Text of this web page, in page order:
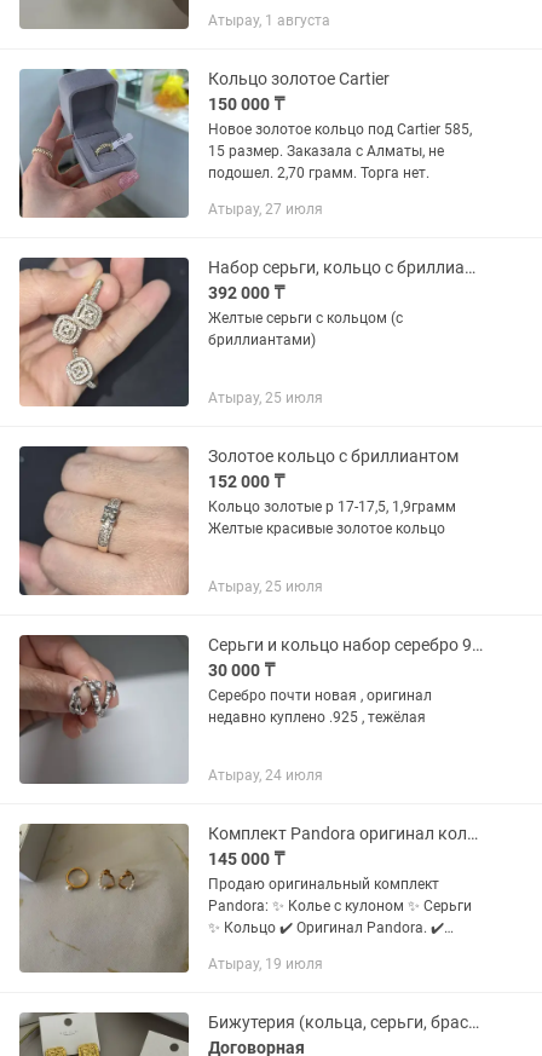
Атырау, 1 августа
Кольцо золотое Cartier
150 000 ₸
Новое золотое кольцо под Cartier 585,
15 размер. Заказала с Алматы, не
подошел. 2,70 грамм. Торга нет.
Атырау, 27 июля
Набор серьги, кольцо с бриллиантами.
392 000 ₸
Желтые серьги с кольцом (с
бриллиантами)
Атырау, 25 июля
Золотое кольцо с бриллиантом
152 000 ₸
Кольцо золотые р 17-17,5, 1,9грамм
Желтые красивые золотое кольцо
Атырау, 25 июля
Серьги и кольцо набор серебро 925
30 000 ₸
Серебро почти новая , оригинал
недавно куплено .925 , тежёлая
Атырау, 24 июля
Комплект Pandora оригинал колье, серьги и кольцо, состояние отличное
145 000 ₸
Продаю оригинальный комплект
Pandora: ✨ Колье с кулоном ✨ Серьги
✨ Кольцо ✔️ Оригинал Pandora. ✔️
Состояние отличное, носились очень
Атырау, 19 июля
Бижутерия (кольца, серьги, браслеты)
Договорная